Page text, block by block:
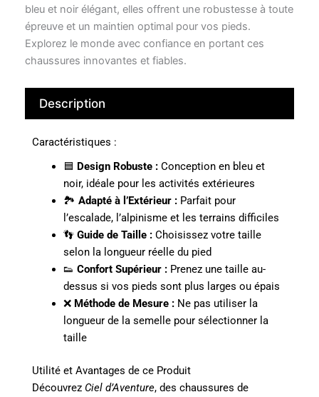
bleu et noir élégant, elles offrent une robustesse à toute
épreuve et un maintien optimal pour vos pieds.
Explorez le monde avec confiance en portant ces
chaussures innovantes et fiables.
Description
Caractéristiques :
🟦 Design Robuste :Conception en bleu et
noir, idéale pour les activités extérieures
🏞️ Adapté à l’Extérieur :Parfait pour
l’escalade, l’alpinisme et les terrains difficiles
👣 Guide de Taille :Choisissez votre taille
selon la longueur réelle du pied
👟 Confort Supérieur :Prenez une taille au-
dessus si vos pieds sont plus larges ou épais
❌ Méthode de Mesure :Ne pas utiliser la
longueur de la semelle pour sélectionner la
taille
Utilité et Avantages de ce Produit
Découvrez Ciel d’Aventure, des chaussures de